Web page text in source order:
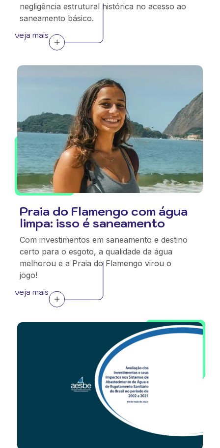
negligência estrutural histórica no acesso ao
saneamento básico.
veja mais
Praia do Flamengo com água
limpa: isso é saneamento
Com investimentos em saneamento e destino
certo para o esgoto, a qualidade da água
melhorou e a Praia do Flamengo virou o
jogo!
veja mais